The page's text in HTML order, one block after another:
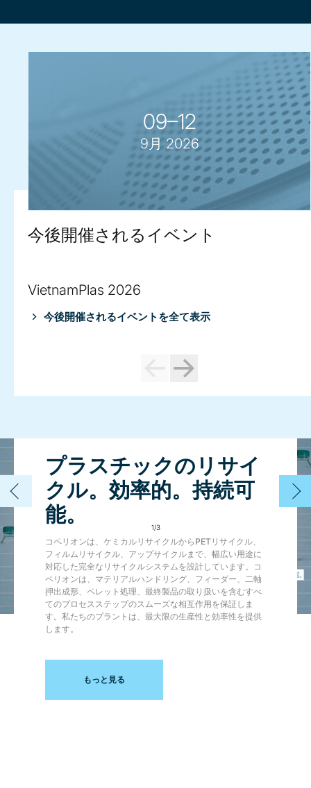
09–12
9月 2026
今後開催されるイベント
VietnamPlas 2026
今後開催されるイベントを全て表示
プラスチックのリサイ
クル。効率的。持続可
能。
コペリオンは、ケミカルリサイクルからPETリサイクル、
フィルムリサイクル、アップサイクルまで、幅広い用途に
対応した完全なリサイクルシステムを設計しています。コ
ペリオンは、マテリアルハンドリング、フィーダー、二軸
押出成形、ペレット処理、最終製品の取り扱いを含むすべ
てのプロセスステップのスムーズな相互作用を保証しま
す。私たちのプラントは、最大限の生産性と効率性を提供
します。
もっと見る
1/3